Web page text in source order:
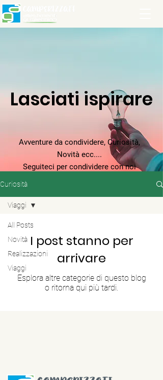
Lasciati ispirare
Avventure da condividere, Curiosità,
Novità ecc....
Seguiteci per condividere con noi
un'avventura che non finisce mai.
Curiosità
All Posts
Novità
Realizzazioni
Viaggi
Viaggi
I post stanno per
arrivare
Esplora altre categorie di questo blog
o ritorna qui più tardi.